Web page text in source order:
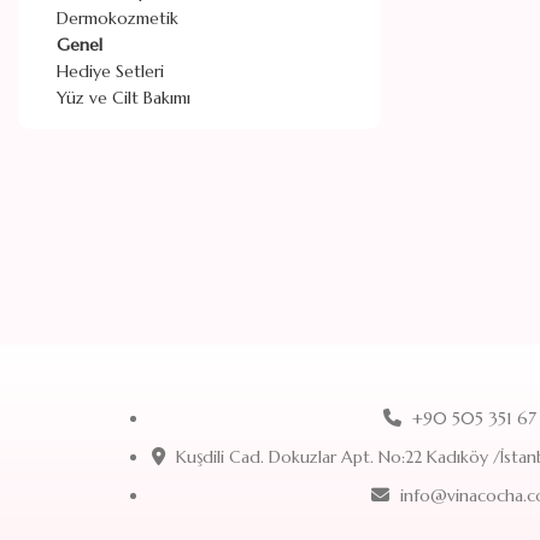
Dermokozmetik
Genel
Hediye Setleri
Yüz ve Cilt Bakımı
+90 505 351 67
Kuşdili Cad. Dokuzlar Apt. No:22 Kadıköy /